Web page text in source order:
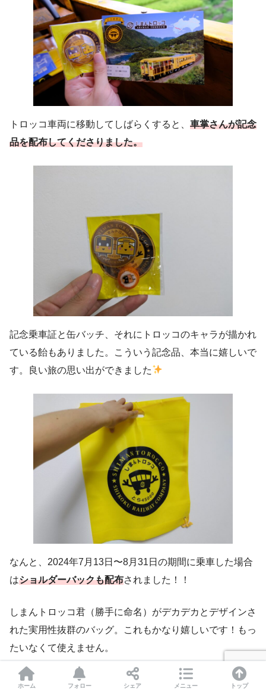
トロッコ車両に移動してしばらくすると、 車掌さんが記念
品を配布してくださりました。
記念乗車証と缶バッチ、それにトロッコのキャラが描かれ
ている飴もありました。こういう記念品、本当に嬉しいで
す。良い旅の思い出ができました
なんと、2024年7月13日〜8月31日の期間に乗車した場合
はショルダーバックも配布されました！！
しまんトロッコ君（勝手に命名）がデカデカとデザインさ
れた実用性抜群のバッグ。これもかなり嬉しいです！もっ
たいなくて使えません。
ホーム フォロー シェア メニュー トップ